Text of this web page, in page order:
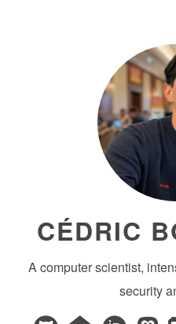
CÉDRIC
A computer scientist,
security